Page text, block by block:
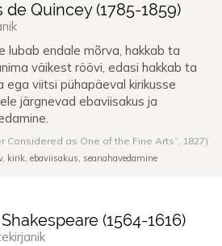
de Quincey (1785-1859)
lubab endale mõrva, hakkab ta
väikest röövi, edasi hakkab ta
ega viitsi pühapäeval kirikusse
järgnevad ebaviisakus ja
Considered as One of the Fine Arts”, 1827)
kirik ebaviisakus seanahavedamine
(1564-1616)